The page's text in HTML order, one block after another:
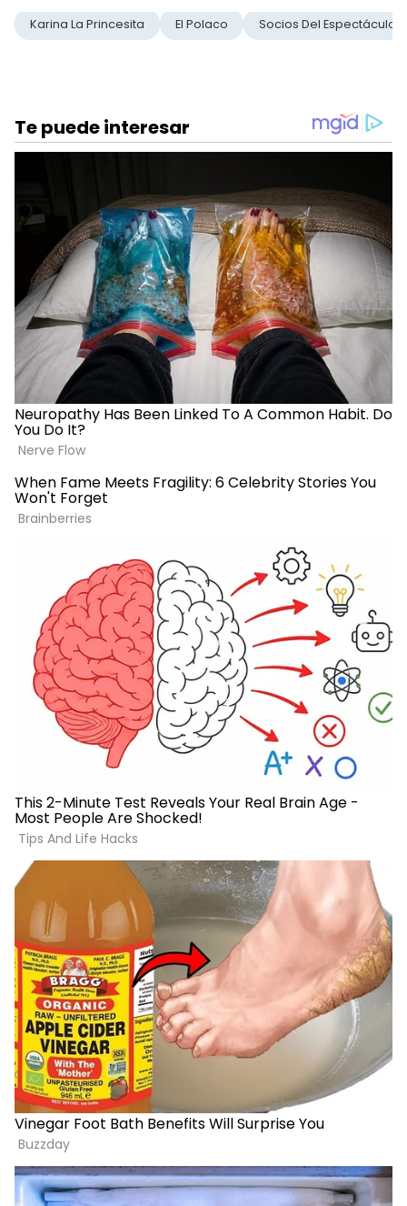
Karina La Princesita El Polaco Socios Del Espectáculo